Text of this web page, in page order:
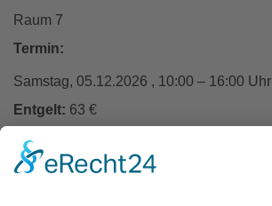
Raum 7
Termin:
Samstag, 05.12.2026 , 10:00 – 16:00 Uhr
Entgelt: 63 €